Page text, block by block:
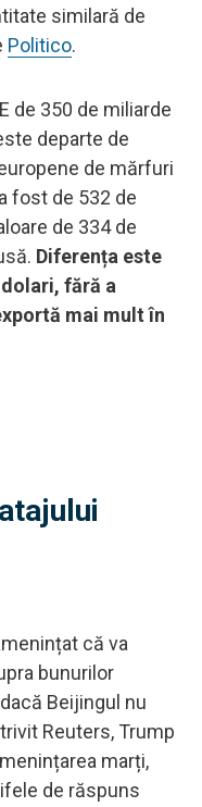
similară de
Politico.
de 350 de miliarde
departe de
de mărfuri
fost de 532 de
de 334 de
Diferența este
fără a
mai mult în
că va
bunurilor
Beijingul nu
Reuters, Trump
marți,
de răspuns